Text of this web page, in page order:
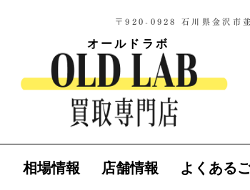
〒920-0928 石川県金沢市
オールドラボ
相場情報 店舗情報 よくある